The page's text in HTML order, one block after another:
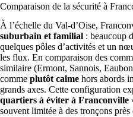
Comparaison de la sécurité à
À l’échelle du Val-d’Oise,
suburbain et familial : beaucoup
quelques pôles d’activités et un
les flux. En comparaison des
similaire (Ermont, Sannois,
comme plutôt calme hors abords
grands axes. Cette configuration
quartiers à éviter à Franconville
souvent limitée à des tronçons près